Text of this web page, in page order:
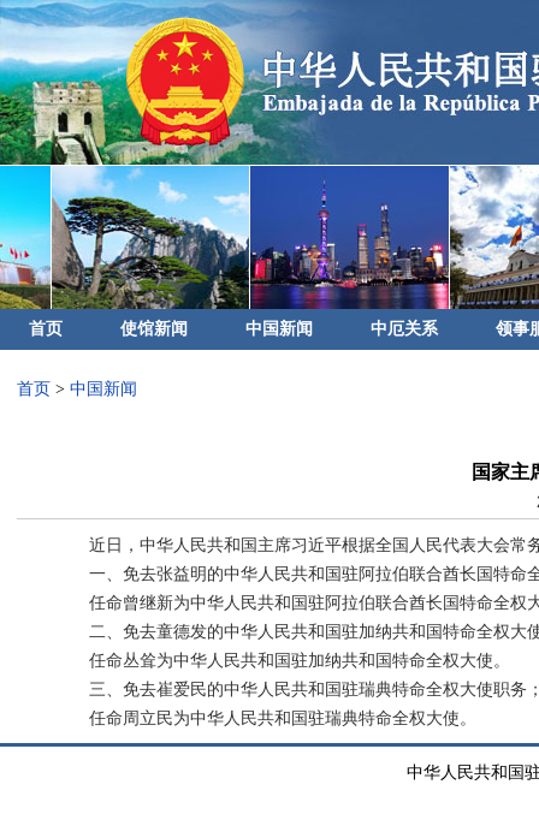
首页 使馆新闻 中国新闻 中厄关系 领事
首页 > 中国新闻
国家主
近日，中华人民共和国主席习近平根据全国人民代表大会常
一、免去张益明的中华人民共和国驻阿拉伯联合酋长国特命
任命曾继新为中华人民共和国驻阿拉伯联合酋长国特命全权
二、免去童德发的中华人民共和国驻加纳共和国特命全权大
任命丛耸为中华人民共和国驻加纳共和国特命全权大使。
三、免去崔爱民的中华人民共和国驻瑞典特命全权大使职务
任命周立民为中华人民共和国驻瑞典特命全权大使。
中华人民共和国